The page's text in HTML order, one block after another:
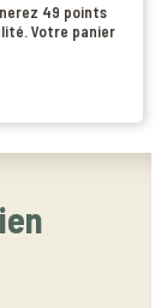
49 points
Votre panier